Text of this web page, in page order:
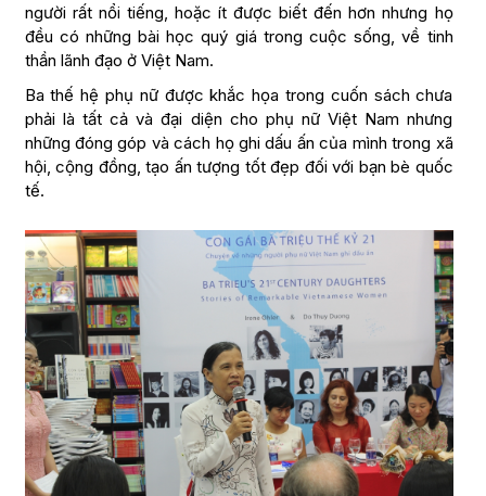
người rất nổi tiếng, hoặc ít được biết đến hơn nhưng họ
đều có những bài học quý giá trong cuộc sống, về tinh
thần lãnh đạo ở Việt Nam.
Ba thế hệ phụ nữ được khắc họa trong cuốn sách chưa
phải là tất cả và đại diện cho phụ nữ Việt Nam nhưng
những đóng góp và cách họ ghi dấu ấn của mình trong xã
hội, cộng đồng, tạo ấn tượng tốt đẹp đối với bạn bè quốc
tế.